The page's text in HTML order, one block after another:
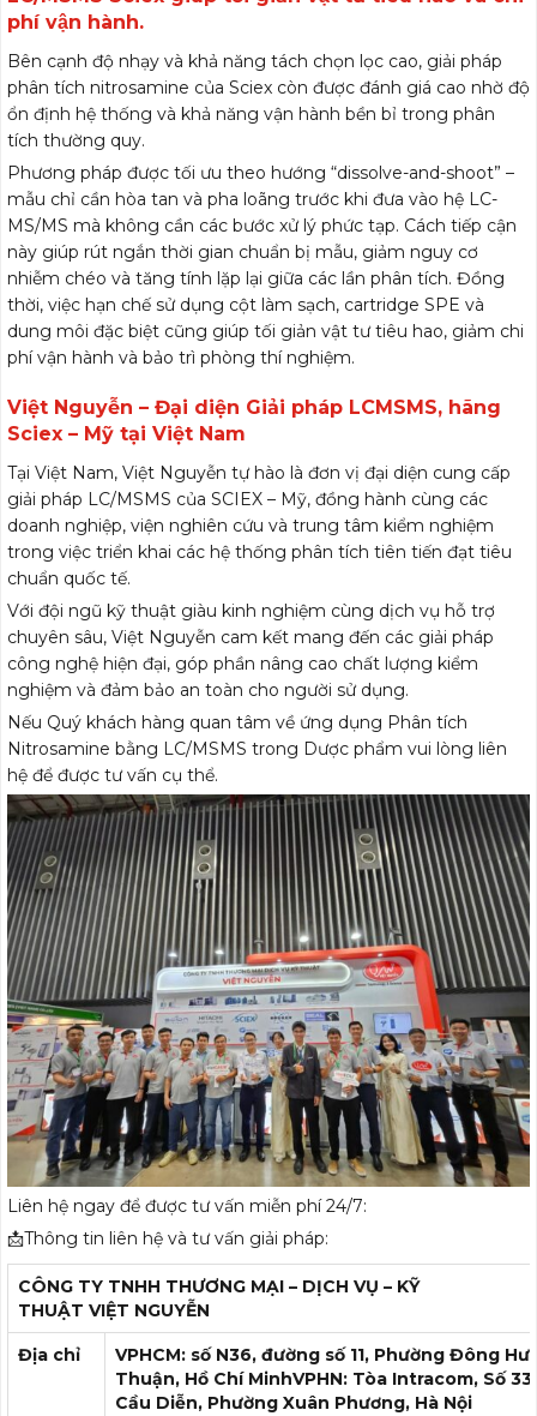
phí vận hành.
Bên cạnh độ nhạy và khả năng tách chọn lọc cao, giải pháp
phân tích nitrosamine của Sciex còn được đánh giá cao nhờ độ
ổn định hệ thống và khả năng vận hành bền bỉ trong phân
tích thường quy.
Phương pháp được tối ưu theo hướng “dissolve-and-shoot” –
mẫu chỉ cần hòa tan và pha loãng trước khi đưa vào hệ LC-
MS/MS mà không cần các bước xử lý phức tạp. Cách tiếp cận
này giúp rút ngắn thời gian chuẩn bị mẫu, giảm nguy cơ
nhiễm chéo và tăng tính lặp lại giữa các lần phân tích. Đồng
thời, việc hạn chế sử dụng cột làm sạch, cartridge SPE và
dung môi đặc biệt cũng giúp tối giản vật tư tiêu hao, giảm chi
phí vận hành và bảo trì phòng thí nghiệm.
Việt Nguyễn – Đại diện Giải pháp LCMSMS, hãng
Sciex – Mỹ tại Việt Nam
Tại Việt Nam, Việt Nguyễn tự hào là đơn vị đại diện cung cấp
giải pháp LC/MSMS của SCIEX – Mỹ, đồng hành cùng các
doanh nghiệp, viện nghiên cứu và trung tâm kiểm nghiệm
trong việc triển khai các hệ thống phân tích tiên tiến đạt tiêu
chuẩn quốc tế.
Với đội ngũ kỹ thuật giàu kinh nghiệm cùng dịch vụ hỗ trợ
chuyên sâu, Việt Nguyễn cam kết mang đến các giải pháp
công nghệ hiện đại, góp phần nâng cao chất lượng kiểm
nghiệm và đảm bảo an toàn cho người sử dụng.
Nếu Quý khách hàng quan tâm về ứng dụng Phân tích
Nitrosamine bằng LC/MSMS trong Dược phẩm vui lòng liên
hệ để được tư vấn cụ thể.
Liên hệ ngay để được tư vấn miễn phí 24/7:
📩Thông tin liên hệ và tư vấn giải pháp:
CÔNG TY TNHH THƯƠNG MẠI – DỊCH VỤ – KỸ
THUẬT VIỆT NGUYỄN
Địa chỉ
VPHCM: số N36, đường số 11, Phường Đông
Thuận, Hồ Chí MinhVPHN: Tòa Intracom, Số 33
Cầu Diễn, Phường Xuân Phương, Hà Nội